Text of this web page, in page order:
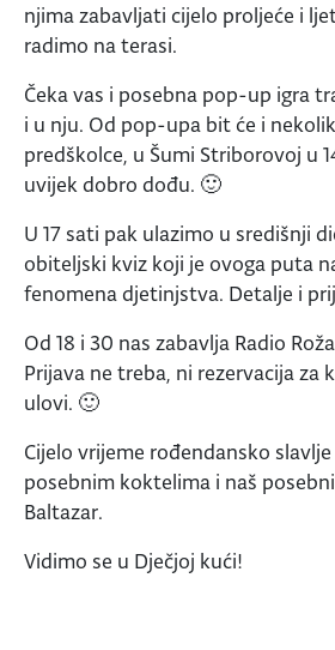
njima zabavljati cijelo proljeće i
radimo na terasi.
Čeka vas i posebna pop-up igra
i u nju. Od pop-upa bit će i
predškolce, u Šumi Striborovoj u
uvijek dobro dođu. 🙂
U 17 sati pak ulazimo u središnji
obiteljski kviz koji je ovoga puta
fenomena djetinjstva. Detalje i
Od 18 i 30 nas zabavlja Radio
Prijava ne treba, ni rezervacija za
ulovi. 🙂
Cijelo vrijeme rođendansko
posebnim koktelima i naš
Baltazar.
Vidimo se u Dječjoj kući!